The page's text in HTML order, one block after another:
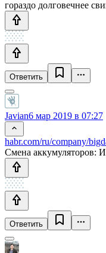
гораздо долговечнее
Ответить
Javian6 мар 2019 в 07:27
habr.com/ru/company/
Смена аккумуляторов:
Ответить